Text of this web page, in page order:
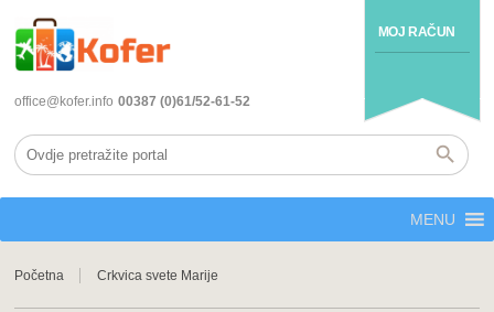
MOJ RAČUN
office@kofer.info 00387 (0)61/52-61-52
MENU
Početna Crkvica svete Marije